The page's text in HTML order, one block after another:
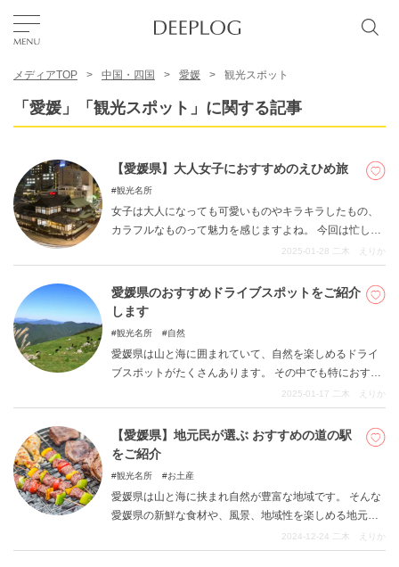
エリア
日本語
USD
DEEPLOGとは
プライバシーポリシー
お問い合わせ
メディアTOP 中国・四国 愛媛 観光スポット
「愛媛」「観光スポット」に関する記事
【愛媛県】大人女子におすすめのえひめ旅
観光名所
女子は大人になっても可愛いものやキラキラしたもの、
カラフルなものって魅力を感じますよね。 今回は忙しい
大人女子におすすめの愛媛旅をご紹介します。 ぜひこの
記事を参考に日常の疲れを癒してみてくださいね。
2025-01-28 二木 えりか
愛媛県のおすすめドライブスポットをご紹介
します
観光名所 自然
愛媛県は山と海に囲まれていて、自然を楽しめるドライ
ブスポットがたくさんあります。 その中でも特におすす
めのドライブスポットを近くの施設などとともにご紹介
します。 ぜひ参考にしてご家族や恋人、お一人でもドラ
イブを楽しんでみてください。
2025-01-17 二木 えりか
【愛媛県】地元民が選ぶ おすすめの道の駅
をご紹介
観光名所 お土産
愛媛県は山と海に挟まれ自然が豊富な地域です。 そんな
愛媛県の新鮮な食材や、風景、地域性を楽しめる地元民
おすすめの道の駅を紹介します。 愛媛県にお越しの際は
ぜひ道の駅で”愛媛県らしさ”を堪能してみてくださいね。
2024-12-24 二木 えりか